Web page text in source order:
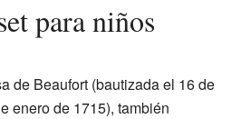
para niños
de Beaufort (bautizada el 16 de
enero de 1715), también